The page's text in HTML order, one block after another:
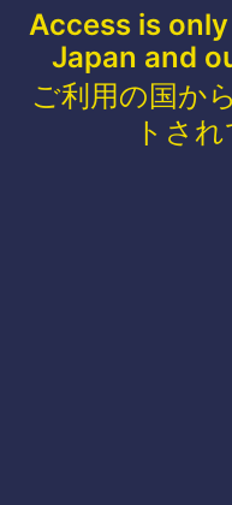
Access is
Japan and
ご利用の国か
トさ